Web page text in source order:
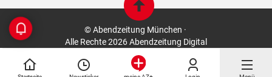
© Abendzeitung München ·
Alle Rechte 2026 Abendzeitung Digital